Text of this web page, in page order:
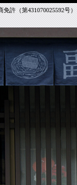
許（第431070025592号）